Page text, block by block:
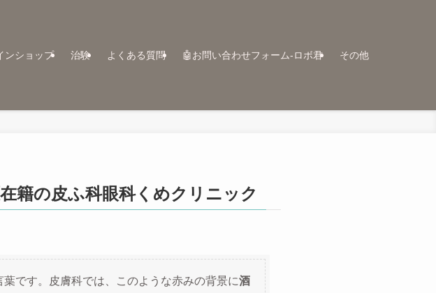
ンショップ 治験 よくある質問 🤖お問い合わせフォーム-ロボ君 その他
籍の皮ふ科眼科くめクリニック
です。皮膚科では、このような赤みの背景に酒